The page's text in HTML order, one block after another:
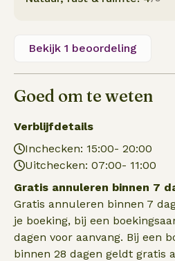
Bekijk 1 beoordeling
Goed om te weten
Verblijfdetails
Inchecken: 15:00- 20:00
Uitchecken: 07:00- 11:00
Gratis annuleren binnen 7
Gratis annuleren binnen 7
je boeking, bij een
dagen voor aanvang. Bij een
binnen 28 dagen geldt gratis